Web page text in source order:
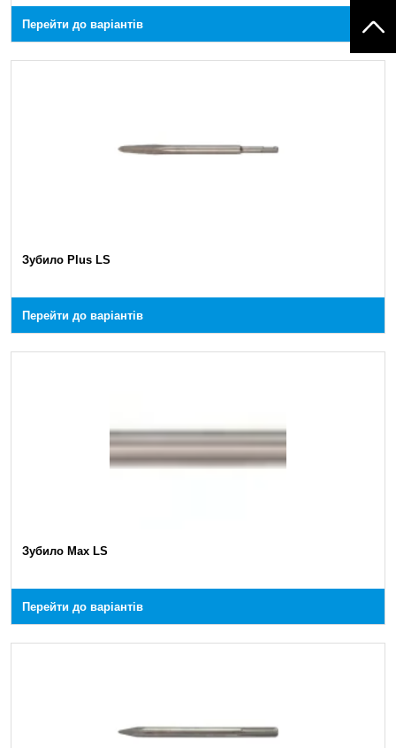
Перейти до варіантів
Зубило Plus LS
Перейти до варіантів
Зубило Max LS
Перейти до варіантів